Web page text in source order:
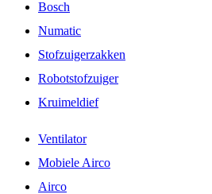
Bosch
Numatic
Stofzuigerzakken
Robotstofzuiger
Kruimeldief
Ventilator
Mobiele Airco
Airco